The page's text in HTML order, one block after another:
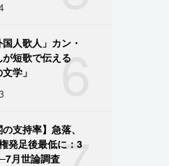
6
人歌人」カン・
短歌で伝える
学」
の支持率】急落、
発足後最低に：3
月世論調査